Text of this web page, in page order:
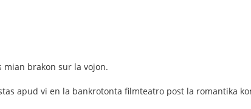
mian brakon sur la vojon.
apud vi en la bankrotonta filmteatro post la romantika